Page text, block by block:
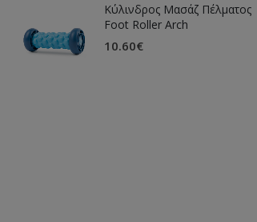
Κύλινδρος Μασάζ Πέλματος
Foot Roller Arch
10.60€